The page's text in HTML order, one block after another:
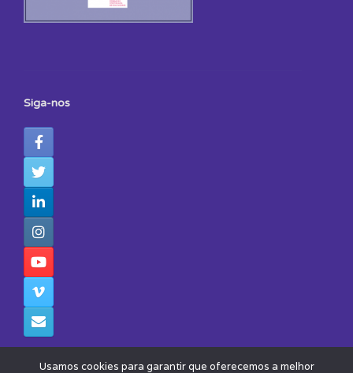
Siga-nos
Usamos cookies para garantir que oferecemos a melhor